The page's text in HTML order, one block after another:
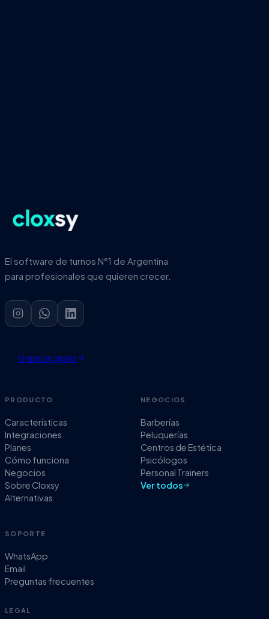
El software de turnos N°1 de Argentina
para profesionales que quieren crecer.
Empezar gratis
PRODUCTO
Características
Integraciones
Planes
Cómo funciona
Negocios
Sobre Cloxsy
Alternativas
NEGOCIOS
Barberías
Peluquerías
Centros de Estética
Psicólogos
Personal Trainers
Ver todos
SOPORTE
WhatsApp
Email
Preguntas frecuentes
LEGAL